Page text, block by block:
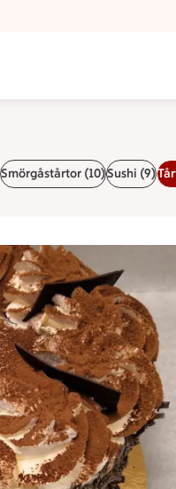
Smörgåstårtor (10)Sushi (9)